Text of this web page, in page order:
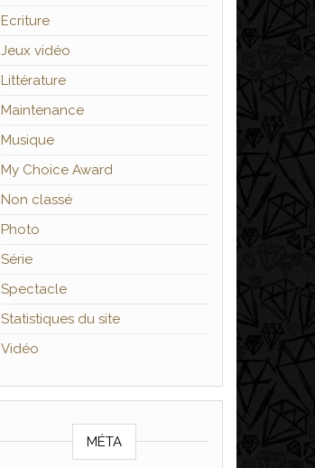
Ecriture
Jeux vidéo
Littérature
Maintenance
Musique
My Choice Award
Non classé
Photo
Série
Spectacle
Statistiques du site
Vidéo
MÉTA